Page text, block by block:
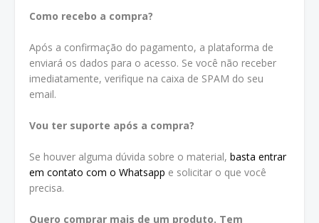
Como recebo a compra?
Após a confirmação do pagamento, a plataforma de
enviará os dados para o acesso. Se você não receber
imediatamente, verifique na caixa de SPAM do seu
email.
Vou ter suporte após a compra?
Se houver alguma dúvida sobre o material, basta entrar
em contato com o Whatsapp e solicitar o que você
precisa.
Quero comprar mais de um produto. Tem